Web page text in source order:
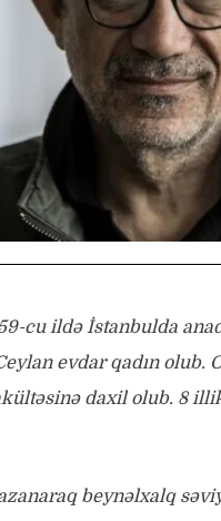
cu ildə İstanbulda
evdar qadın olub.
daxil olub. 8
beynəlxalq